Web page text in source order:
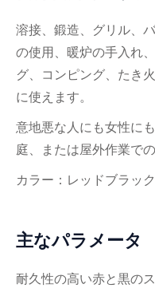
溶接、鍛造、グリル、
の使用、暖炉の手入れ
グ、コンピング、たき
に使えます。
意地悪な人にも女性に
庭、または屋外作業で
カラー：レッドブラッ
主なパラメータ
耐久性の高い赤と黒の